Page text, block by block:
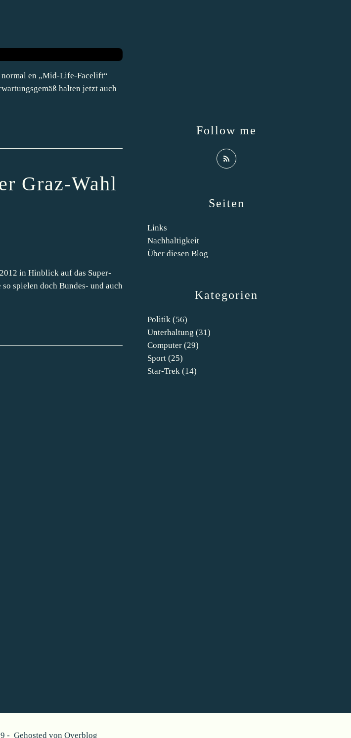
normal en „Mid-Life-Facelift“
halten jetzt auch
Graz-Wahl
in Hinblick auf das Super-
spielen doch Bundes- und auch
Kategorien
Politik (56)
Unterhaltung (31)
Computer (29)
Sport (25)
Star-Trek (14)
Seiten
Links
Nachhaltigkeit
Über diesen Blog
Follow me
- Gehosted von Overblog